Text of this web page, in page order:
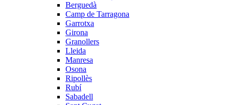
Berguedà
Camp de Tarragona
Garrotxa
Girona
Granollers
Lleida
Manresa
Osona
Ripollès
Rubí
Sabadell